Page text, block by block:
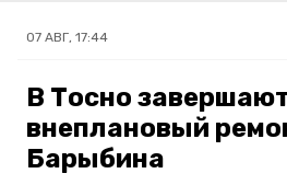
07 АВГ, 17:44
В Тосно
внеплановый
Барыбина